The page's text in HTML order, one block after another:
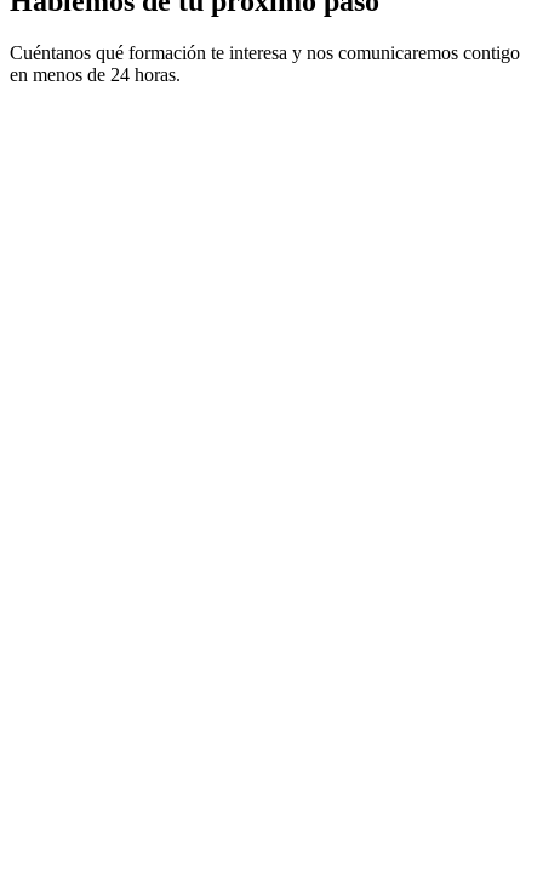
Cuéntanos qué formación te interesa y nos comunicaremos contigo
en menos de 24 horas.